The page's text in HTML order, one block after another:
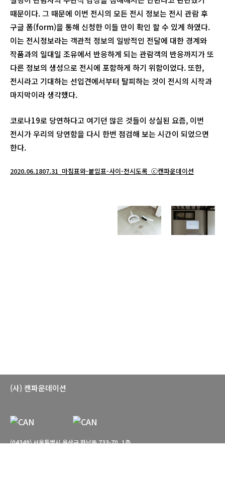
때문이다. 그 때문에 이번 전시의 모든 전시 정보는 전시 관람 후
구글 폼(form)을 통해 신청한 이들 만이 확인 할 수 있게 하였다.
이는 전시정보라는 객관적 정보의 일방적인 전달에 대한 경계와
작품과의 일대일 조유에서 반응하게 되는 관람객의 반응까지가 또
다른 정보의 생성으로 전시에 포함하게 하기 위함이었다. 또한,
전시라고 기대하는 선입견에서부터 탈피하는 것이 전시의 시작과
마지막이라 생각했다.
코로나19로 당연하다고 여기던 많은 것들이 상실된 요즘, 이번
전시가 우리의 당연함을 다시 한번 점검해 보는 시간이 되었으면
한다.
2020.06.1807.31_마침표와-붙임표-사이-전시도록_ⓒ캔파운데이션
(사) 캔파운데이션
(04349) 서울특별시 용산구 한남동 733-70, 1층